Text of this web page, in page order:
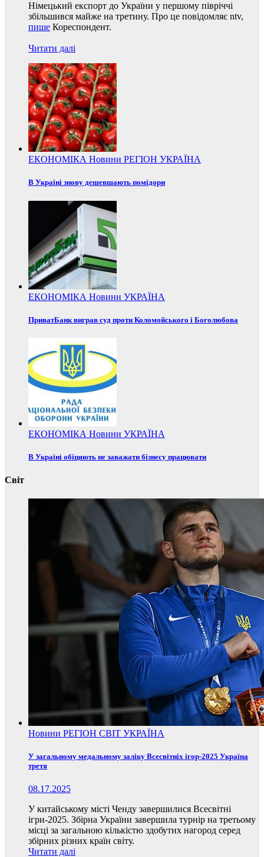
Німецький експорт до України у першому півріччі
збільшився майже на третину. Про це повідомляє ntv,
пише Кореспондент.
Читати далі
ЕКОНОМІКА Новини РЕГІОН УКРАЇНА
В Україні знову дешевшають помідори
ЕКОНОМІКА Новини УКРАЇНА
ПриватБанк виграв суд проти Коломойського і Боголюбова
ЕКОНОМІКА Новини УКРАЇНА
В Україні обіцяють не заважати бізнесу працювати
Світ
Новини РЕГІОН СВІТ УКРАЇНА
У загальному медальному заліку Всесвітніх ігор-2025 Україна
третя
08.17.2025
У китайському місті Ченду завершилися Всесвітні
ігри-2025. Збірна України завершила турнір на третьому
місці за загальною кількістю здобутих нагород серед
збірних різних країн світу.
Читати далі